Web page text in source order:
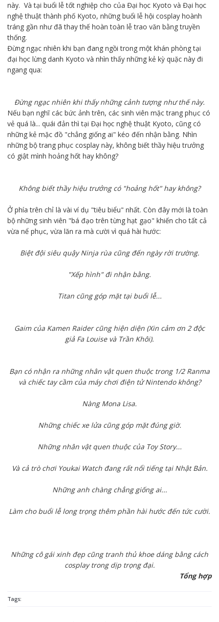
này. Và tại buổi lễ tốt nghiệp cho của Đại học Kyoto và Đại học
nghệ thuật thành phố Kyoto, những buổi lễ hội cosplay hoành
tráng gần như đã thay thế hoàn toàn lễ trao văn bằng truyền
thống.
Đừng ngạc nhiên khi bạn đang ngồi trong một khán phòng tại
đại học lừng danh Kyoto và nhìn thấy những kẻ kỳ quặc này đi
ngang qua:
Đừng ngạc nhiên khi thấy những cảnh tượng như thế này.
Nếu bạn nghĩ các bức ảnh trên, các sinh viên mặc trang phục có
vẻ quá là... quái đản thì tại Đại học nghệ thuật Kyoto, cũng có
những kẻ mặc đồ "chẳng giống ai" kéo đến nhận bằng. Nhìn
những bộ trang phục cosplay này, không biết thầy hiệu trưởng
có giật mình hoảng hốt hay không?
Không biết thầy hiệu trưởng có "hoảng hốt" hay không?
Ở phía trên chỉ là vài ví dụ "tiêu biểu" nhất. Còn đây mới là toàn
bộ những sinh viên "bá đạo trên từng hạt gạo" khiến cho tất cả
vừa nể phục, vừa lăn ra mà cười vì quá hài hước:
Biệt đội siêu quậy Ninja rùa cũng đến ngày rời trường.
"Xếp hình" đi nhận bằng.
Titan cũng góp mặt tại buổi lễ...
Gaim của Kamen Raider cũng hiện diện (Xin cảm ơn 2 độc
giả Fa Louise và Trần Khôi).
Bạn có nhận ra những nhân vật quen thuộc trong 1/2 Ranma
và chiếc tay cầm của máy chơi điện tử Nintendo không?
Nàng Mona Lisa.
Những chiếc xe lửa cũng góp mặt đúng giờ.
Những nhân vật quen thuộc của Toy Story...
Và cả trò chơi Youkai Watch đang rất nổi tiếng tại Nhật Bản.
Những anh chàng chẳng giống ai...
Làm cho buổi lễ long trọng thêm phần hài hước đến tức cười.
Những cô gái xinh đẹp cũng tranh thủ khoe dáng bằng cách
cosplay trong dịp trọng đại.
Tổng hợp
Tags: